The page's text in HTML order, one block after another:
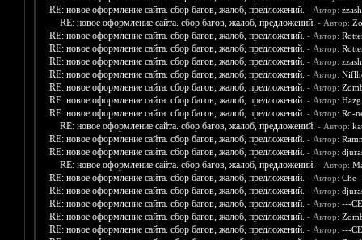
RE: новое оформление сайта. сбор багов, жалоб, предложений. - Автор:
RE: новое оформление сайта. сбор багов, жалоб, предложений. - Автор:
RE: новое оформление сайта. сбор багов, жалоб, предложений. - Автор:
RE: новое оформление сайта. сбор багов, жалоб, предложений. - Автор:
RE: новое оформление сайта. сбор багов, жалоб, предложений. - Автор:
RE: новое оформление сайта. сбор багов, жалоб, предложений. - Автор:
RE: новое оформление сайта. сбор багов, жалоб, предложений. - Автор:
RE: новое оформление сайта. сбор багов, жалоб, предложений. - Автор: Hazg
RE: новое оформление сайта. сбор багов, жалоб, предложений. - Автор: Ro-
RE: новое оформление сайта. сбор багов, жалоб, предложений. - Автор:
RE: новое оформление сайта. сбор багов, жалоб, предложений. - Автор:
RE: новое оформление сайта. сбор багов, жалоб, предложений. - Автор:
RE: новое оформление сайта. сбор багов, жалоб, предложений. - Автор:
RE: новое оформление сайта. сбор багов, жалоб, предложений. - Автор: Che-
RE: новое оформление сайта. сбор багов, жалоб, предложений. - Автор:
RE: новое оформление сайта. сбор багов, жалоб, предложений. - Автор: ---
RE: новое оформление сайта. сбор багов, жалоб, предложений. - Автор:
RE: новое оформление сайта. сбор багов, жалоб, предложений. - Автор: ---